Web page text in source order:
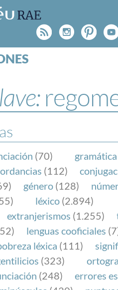
Rss
patrocinada por la
cuyo objetivo es
en los medios de
(70) gramática
(112)
género (128)
léxico (2.894)
extranjerismos (1.255)
lenguas cooficiales
léxica (111)
(323)
(248)
errores